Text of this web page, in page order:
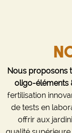
Nous proposons
oligo-éléments
fertilisation
de tests en
offrir aux